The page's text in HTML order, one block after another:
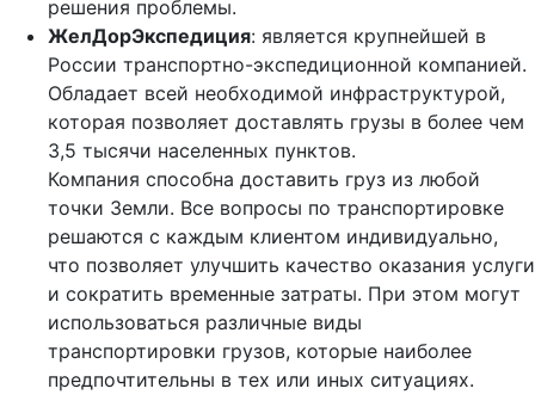
решения проблемы.
ЖелДорЭкспедиция: является крупнейшей в
России транспортно-экспедиционной компанией.
Обладает всей необходимой инфраструктурой,
которая позволяет доставлять грузы в более чем
3,5 тысячи населенных пунктов.
Компания способна доставить груз из любой
точки Земли. Все вопросы по транспортировке
решаются с каждым клиентом индивидуально,
что позволяет улучшить качество оказания услуги
и сократить временные затраты. При этом могут
использоваться различные виды
транспортировки грузов, которые наиболее
предпочтительны в тех или иных ситуациях.